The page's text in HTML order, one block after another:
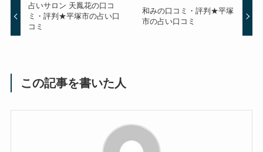
占いサロン 天鳳花の口コ
ミ・評判★平塚市の占い口
コミ
和みの口コミ・評判★平塚
市の占い口コミ
この記事を書いた人